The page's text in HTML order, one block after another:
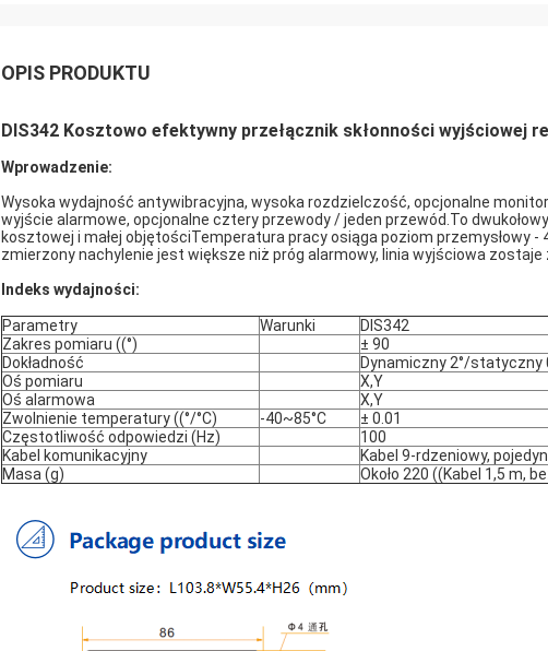
OPIS PRODUKTU
DIS342 Kosztowo efektywny przełącznik skłonności wyjściowej
Wprowadzenie:
Wysoka wydajność antywibracyjna, wysoka rozdzielczość, opcjonalne
wyjście alarmowe, opcjonalne cztery przewody / jeden przewód.To
kosztowej i małej objętościTemperatura pracy osiąga poziom przemysłowy -
zmierzony nachylenie jest większe niż próg alarmowy, linia wyjściowa zostaje
Indeks wydajności:
Parametry Warunki
DIS342
Zakres pomiaru ((°)
± 90
Dokładność
Dynamiczny 2°/statyczny
Oś pomiaru
X,Y
Oś alarmowa
X,Y
Zwolnienie temperatury ((°/°C)
-40~85°C
± 0.01
Częstotliwość odpowiedzi (Hz)
100
Kabel komunikacyjny
Kabel 9-rdzeniowy,
Masa (g)
Około 220 ((Kabel 1,5 m,